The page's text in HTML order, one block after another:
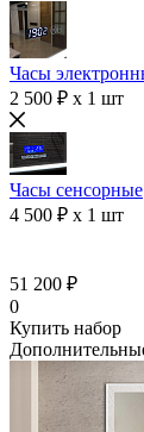
Часы
2 500 ₽ x 1 шт
Часы сенсорные
4 500 ₽ x 1 шт
51 200 ₽
0
Купить набор